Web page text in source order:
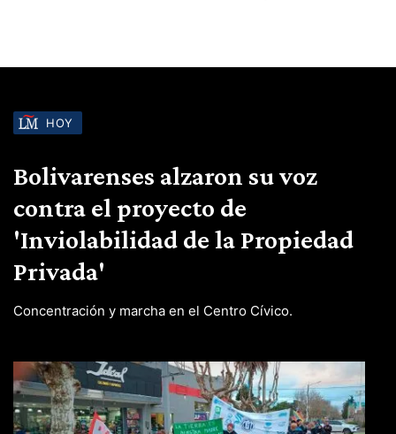
HOY
Bolivarenses alzaron su voz
contra el proyecto de
'Inviolabilidad de la Propiedad
Privada'
Concentración y marcha en el Centro Cívico.